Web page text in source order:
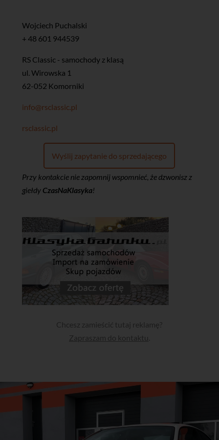
Wojciech Puchalski
+ 48 601 944539
RS Classic - samochody z klasą
ul. Wirowska 1
62-052 Komorniki
info@rsclassic.pl
rsclassic.pl
Wyślij zapytanie do sprzedającego
Przy kontakcie nie zapomnij wspomnieć, że dzwonisz z
giełdy CzasNaKlasyka!
Chcesz zamieścić tutaj reklamę?
Zapraszam do kontaktu